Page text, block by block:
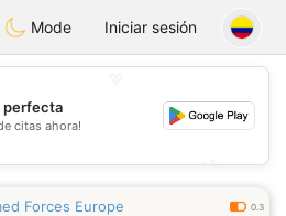
olombiaCitas
Mode Iniciar sesión
💕
perfecta
citas ahora!
Forces Europe 0.3